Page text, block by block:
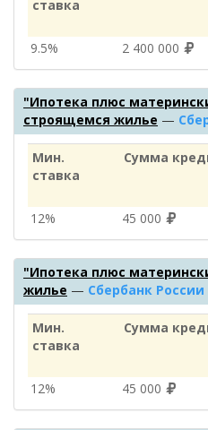
ставка
9.5%
2 400 000
"Ипотека плюс
строящемся жилье —
Мин.
ставка
Сумма
12%
45 000
"Ипотека плюс
жилье — Сбербанк России
Мин.
ставка
Сумма
12%
45 000